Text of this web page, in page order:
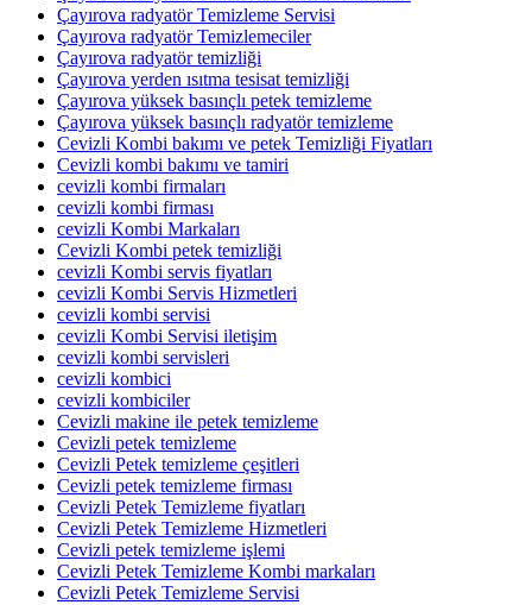
Çayırova radyatör Temizleme Servisi
Çayırova radyatör Temizlemeciler
Çayırova radyatör temizliği
Çayırova yerden ısıtma tesisat temizliği
Çayırova yüksek basınçlı petek temizleme
Çayırova yüksek basınçlı radyatör temizleme
Cevizli Kombi bakımı ve petek Temizliği Fiyatları
Cevizli kombi bakımı ve tamiri
cevizli kombi firmaları
cevizli kombi firması
cevizli Kombi Markaları
Cevizli Kombi petek temizliği
cevizli Kombi servis fiyatları
cevizli Kombi Servis Hizmetleri
cevizli kombi servisi
cevizli Kombi Servisi iletişim
cevizli kombi servisleri
cevizli kombici
cevizli kombiciler
Cevizli makine ile petek temizleme
Cevizli petek temizleme
Cevizli Petek temizleme çeşitleri
Cevizli petek temizleme firması
Cevizli Petek Temizleme fiyatları
Cevizli Petek Temizleme Hizmetleri
Cevizli petek temizleme işlemi
Cevizli Petek Temizleme Kombi markaları
Cevizli Petek Temizleme Servisi